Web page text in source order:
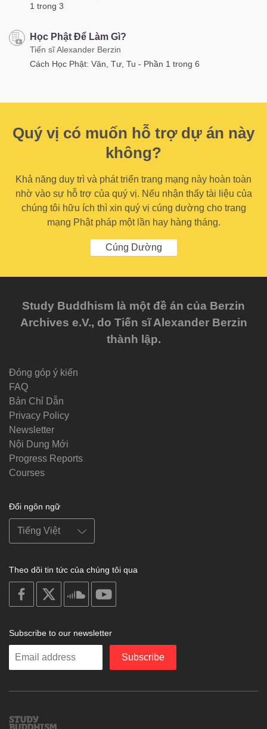
1 trong 3
Học Phật Để Làm Gì?
Tiến sĩ Alexander Berzin
Cách Học Phật: Văn, Tư, Tu - Phần 1 trong 6
Quý vị có muốn hỗ trợ dự án này
không?
Khả năng duy trì và phát triển trang mạng này hoàn toàn
nhờ vào sự hỗ trợ của quý vị. Nếu nhận thấy tài liệu của
chúng tôi hữu ích thì xin quý vị cúng dường cho trang
mạng Phật pháp một lần hay hàng tháng.
Cúng Dường
Study Buddhism là một đề án của Berzin
Archives e.V., do Tiến sĩ Alexander Berzin
thành lập.
Đóng góp ý kiến
FAQ
Bản Chỉ Dẫn
Privacy Policy
Newsletter
Nội Dung Mới
Progress Reports
Courses
Đổi ngôn ngữ
Theo dõi tin tức của chúng tôi qua
on
facebook
soundcloud
Subscribe to our newsletter
Enter
Subscribe
Study